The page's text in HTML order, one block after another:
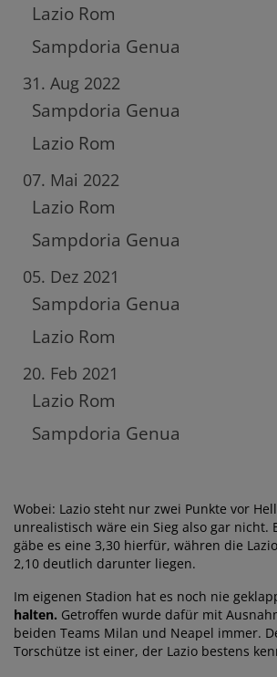
Lazio Rom
Sampdoria Genua
31. Aug 2022
Sampdoria Genua
Lazio Rom
07. Mai 2022
Lazio Rom
Sampdoria Genua
05. Dez 2021
Sampdoria Genua
Lazio Rom
20. Feb 2021
Lazio Rom
Sampdoria Genua
Wobei: Lazio steht nur zwei Punkte vor
unrealistisch wäre ein Sieg also gar nicht.
gäbe es eine 3,30 hierfür, währen die
2,10 deutlich darunter liegen.
Im eigenen Stadion hat es noch nie
halten. Getroffen wurde dafür mit
beiden Teams Milan und Neapel immer.
Torschütze ist einer, der Lazio bestens